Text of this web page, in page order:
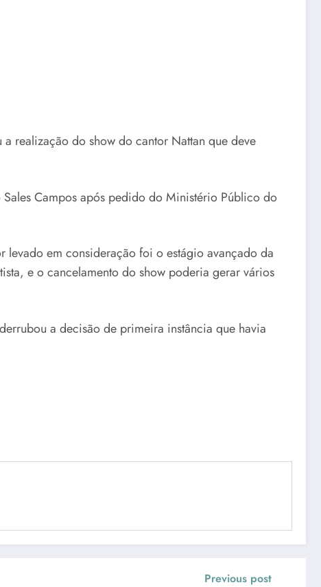
realização do show do cantor Nattan que deve
Campos após pedido do Ministério Público do
em consideração foi o estágio avançado da
e o cancelamento do show poderia gerar vários
a decisão de primeira instância que havia
Previous post